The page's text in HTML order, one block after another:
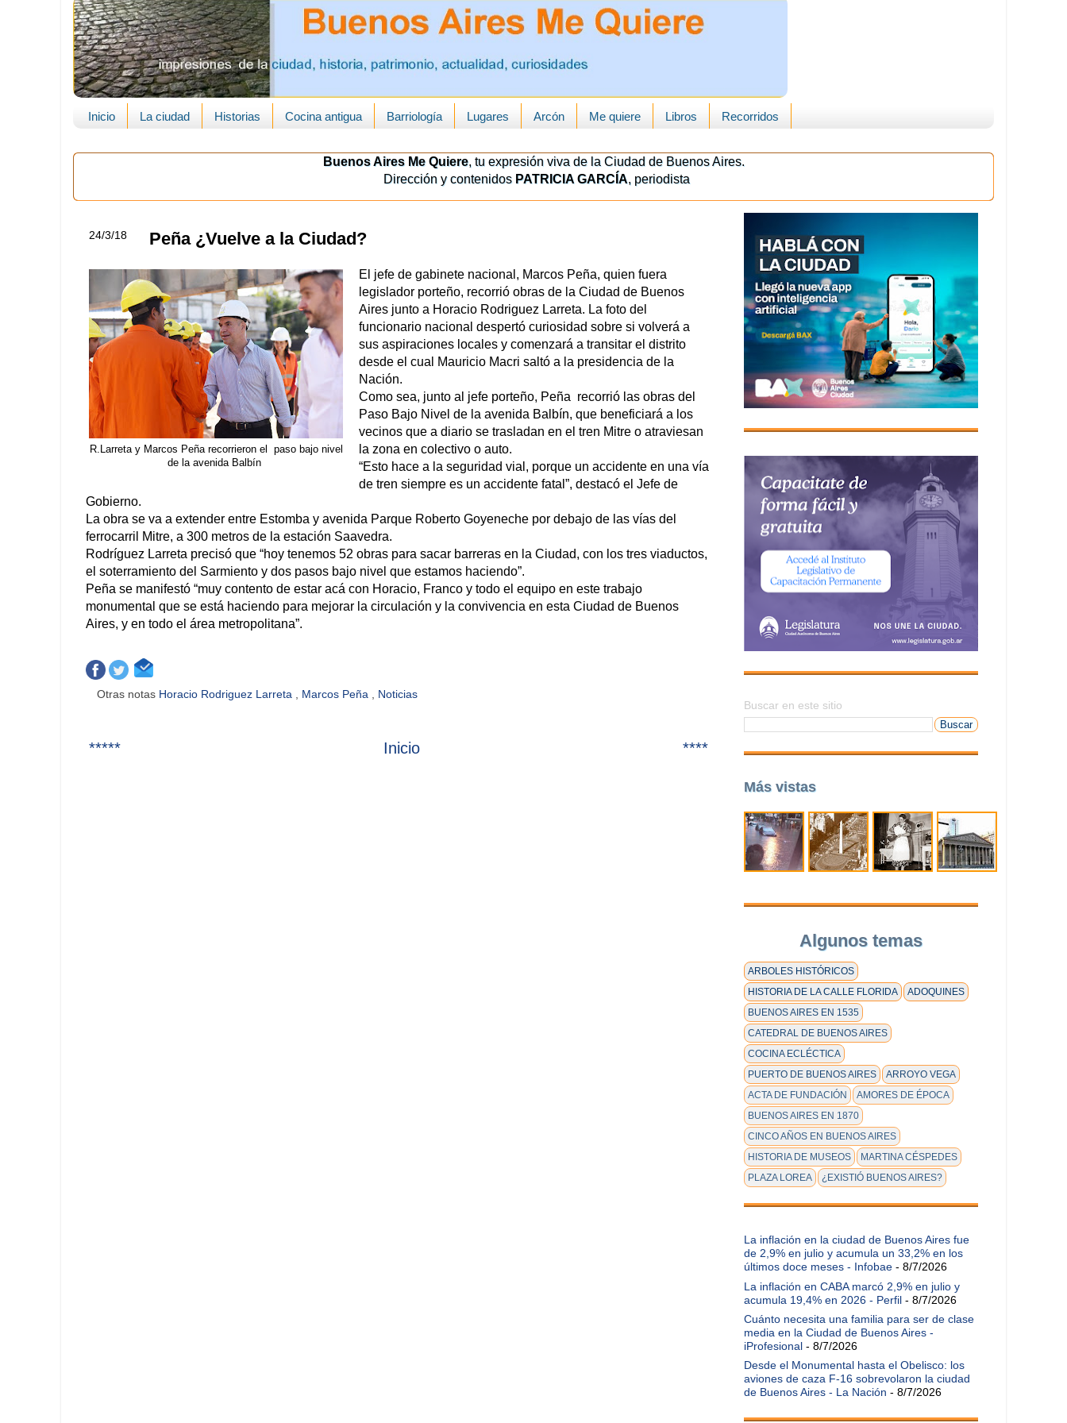
Inicio La ciudad Historias Cocina antigua Barriología Lugares Arcón Me quiere Libros Recorridos
Buenos Aires Me Quiere, tu expresión viva de la Ciudad de Buenos Aires.
Dirección y contenidos PATRICIA GARCÍA, periodista
24/3/18 Peña ¿Vuelve a la Ciudad?
R.Larreta y Marcos Peña recorrieron el paso bajo nivel
de la avenida Balbín
El jefe de gabinete nacional, Marcos Peña, quien fuera
legislador porteño, recorrió obras de la Ciudad de Buenos
Aires junto a Horacio Rodriguez Larreta. La foto del
funcionario nacional despertó curiosidad sobre si volverá a
sus aspiraciones locales y comenzará a transitar el distrito
desde el cual Mauricio Macri saltó a la presidencia de la
Nación.
Como sea, junto al jefe porteño, Peña recorrió las obras del
Paso Bajo Nivel de la avenida Balbín, que beneficiará a los
vecinos que a diario se trasladan en el tren Mitre o atraviesan
la zona en colectivo o auto.
“Esto hace a la seguridad vial, porque un accidente en una vía
de tren siempre es un accidente fatal”, destacó el Jefe de
Gobierno.
La obra se va a extender entre Estomba y avenida Parque Roberto Goyeneche por debajo de las vías del
ferrocarril Mitre, a 300 metros de la estación Saavedra.
Rodríguez Larreta precisó que “hoy tenemos 52 obras para sacar barreras en la Ciudad, con los tres viaductos,
el soterramiento del Sarmiento y dos pasos bajo nivel que estamos haciendo”.
Peña se manifestó “muy contento de estar acá con Horacio, Franco y todo el equipo en este trabajo
monumental que se está haciendo para mejorar la circulación y la convivencia en esta Ciudad de Buenos
Aires, y en todo el área metropolitana”.
Otras notas Horacio Rodriguez Larreta , Marcos Peña , Noticias
***** ****
Inicio
Buscar en este sitio
Más vistas
Algunos temas
ARBOLES HISTÓRICOS
HISTORIA DE LA CALLE FLORIDA
ADOQUINES
BUENOS AIRES EN 1535
CATEDRAL DE BUENOS AIRES
COCINA ECLÉCTICA
PUERTO DE BUENOS AIRES
ARROYO VEGA
ACTA DE FUNDACIÓN
AMORES DE ÉPOCA
BUENOS AIRES EN 1870
CINCO AÑOS EN BUENOS AIRES
HISTORIA DE MUSEOS
MARTINA CÉSPEDES
PLAZA LOREA
¿EXISTIÓ BUENOS AIRES?
La inflación en la ciudad de Buenos Aires fue
de 2,9% en julio y acumula un 33,2% en los
últimos doce meses - Infobae - 8/7/2026
La inflación en CABA marcó 2,9% en julio y
acumula 19,4% en 2026 - Perfil - 8/7/2026
Cuánto necesita una familia para ser de clase
media en la Ciudad de Buenos Aires -
iProfesional - 8/7/2026
Desde el Monumental hasta el Obelisco: los
aviones de caza F-16 sobrevolaron la ciudad
de Buenos Aires - La Nación - 8/7/2026